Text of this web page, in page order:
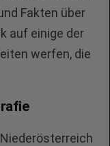
Fakten über
auf einige der
werfen, die